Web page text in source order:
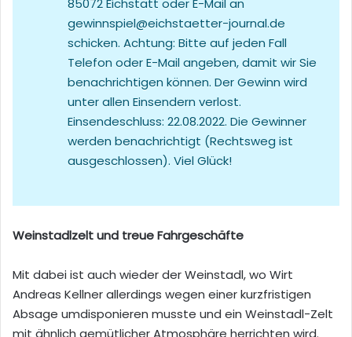
85072 Eichstätt oder E-Mail an
gewinnspiel@eichstaetter-journal.de
schicken. Achtung: Bitte auf jeden Fall
Telefon oder E-Mail angeben, damit wir Sie
benachrichtigen können. Der Gewinn wird
unter allen Einsendern verlost.
Einsendeschluss: 22.08.2022. Die Gewinner
werden benachrichtigt (Rechtsweg ist
ausgeschlossen). Viel Glück!
Weinstadlzelt und treue Fahrgeschäfte
Mit dabei ist auch wieder der Weinstadl, wo Wirt
Andreas Kellner allerdings wegen einer kurzfristigen
Absage umdisponieren musste und ein Weinstadl-Zelt
mit ähnlich gemütlicher Atmosphäre herrichten wird.